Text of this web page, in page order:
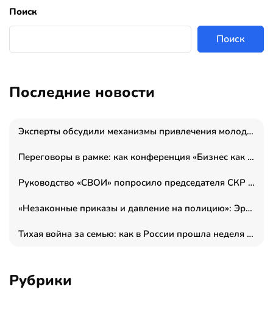
Поиск
Поиск
Последние новости
Эксперты обсудили механизмы привлечения молодых специалистов в промышленные города
Переговоры в рамке: как конференция «Бизнес как искусство» переформатирует деловой этикет в стенах ТПП РФ
Руководство «СВОИ» попросило председателя СКР дать правовую оценку обысков в тыловом штабе
«Незаконные приказы и давление на полицию»: Эрнеста Султанова задержали у посольства Израиля во время одиночного пикета
Тихая война за семью: как в России прошла неделя правовой помощи
Рубрики